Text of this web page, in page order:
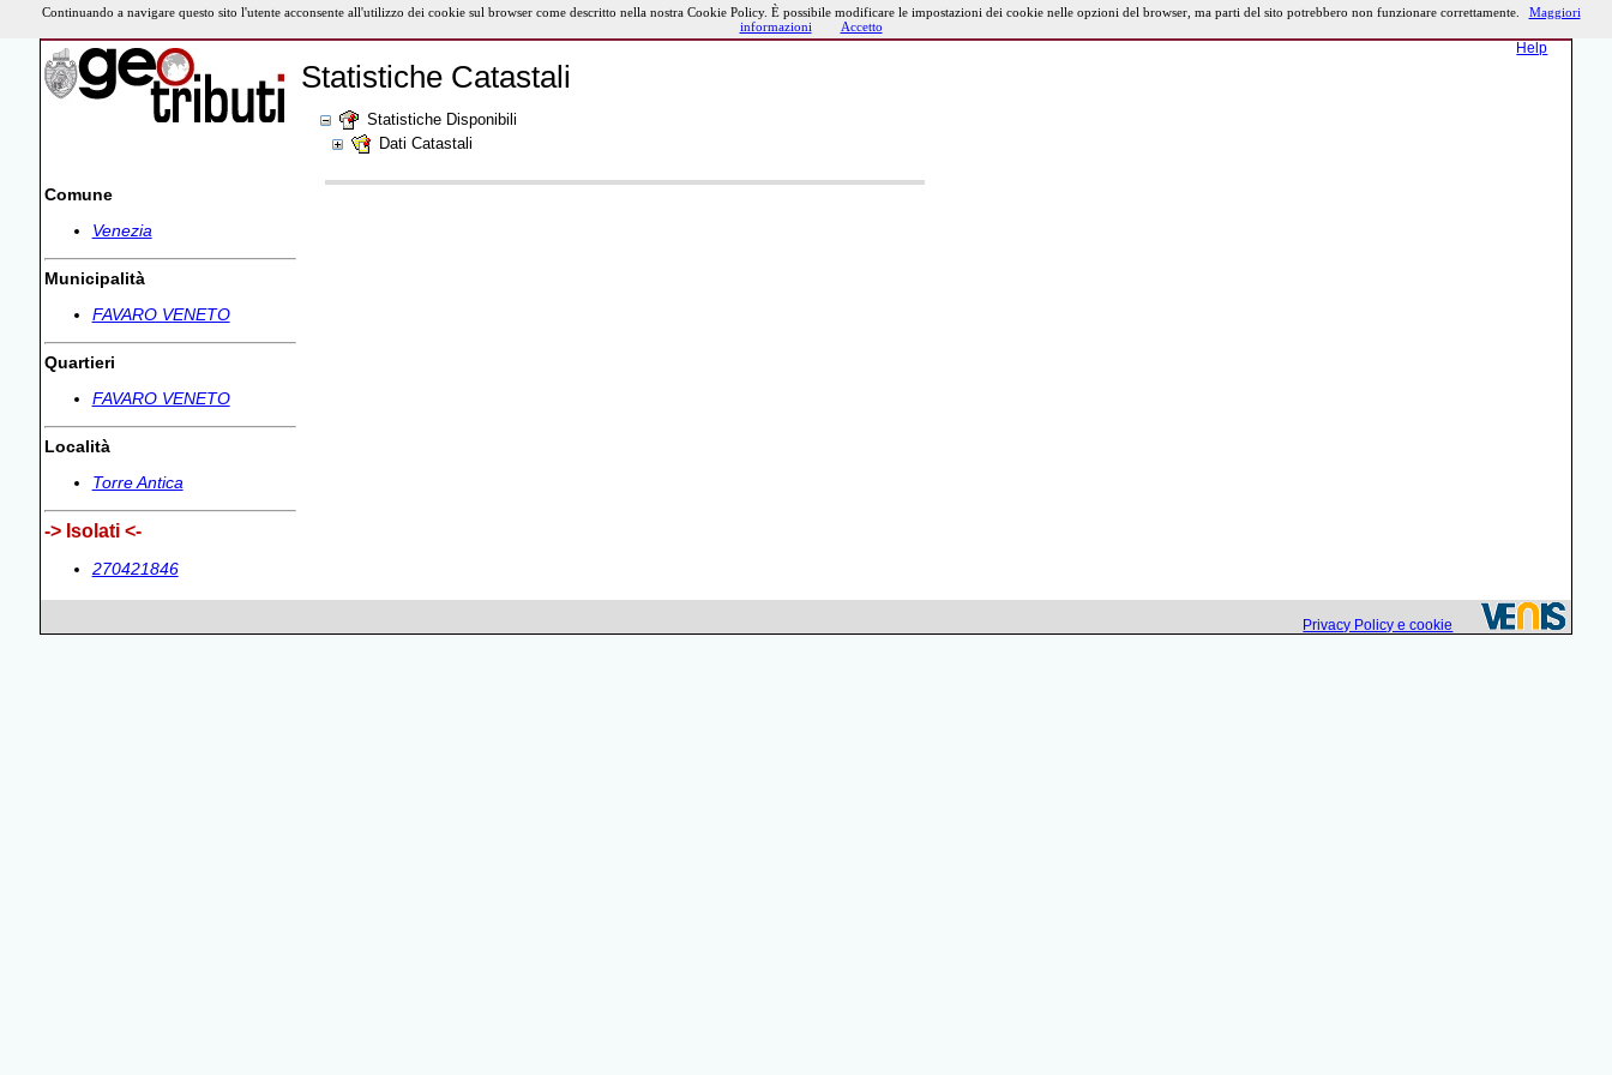
Help
Comune
Venezia
Municipalità
FAVARO VENETO
Quartieri
FAVARO VENETO
Località
Torre Antica
-> Isolati <-
270421846
Statistiche Catastali
Statistiche Disponibili
Dati Catastali
Privacy Policy e cookie
Continuando a navigare questo sito l'utente acconsente all'utilizzo dei cookie sul browser come descritto nella nostra Cookie Policy. È possibile modificare le impostazioni dei cookie nelle opzioni del browser, ma parti del sito potrebbero non funzionare correttamente.
Maggiori
informazioni
Accetto